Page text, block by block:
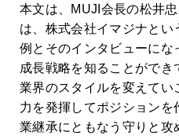
本文は、MUJI会長の松井
は、株式会社イマジナと
例とそのインタビューに
成長戦略を知ることができ
業界のスタイルを変えてい
力を発揮してポジション
業継承にともなう守りと攻